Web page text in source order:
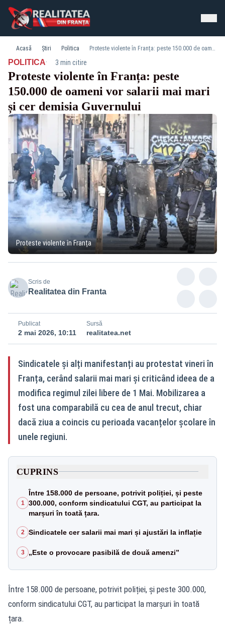
Acasă Știri Politica Proteste violente în Franța: peste 150.000 de oameni vor salarii mai mari și cer demisia Guvernului
POLITICA· 3 min citire
Proteste violente în Franța: peste
150.000 de oameni vor salarii mai mari
și cer demisia Guvernului
Proteste violente în Franța
Scris de
Realitatea din Franta
Publicat
2 mai 2026, 10:11
Sursă
realitatea.net
Sindicatele și alți manifestanți au protestat vineri în
Franța, cerând salarii mai mari și criticând ideea de a
modifica regimul zilei libere de 1 Mai. Mobilizarea a
fost una comparabilă cu cea de anul trecut, chiar
dacă ziua a coincis cu perioada vacanțelor școlare în
unele regiuni.
CUPRINS
1
Între 158.000 de persoane, potrivit poliției, și peste
300.000, conform sindicatului CGT, au participat la
marșuri în toată țara.
2 Sindicatele cer salarii mai mari și ajustări la inflație
3 „Este o provocare pasibilă de două amenzi”
Între 158.000 de persoane, potrivit poliției, și peste 300.000,
conform sindicatului CGT, au participat la marșuri în toată
țara.